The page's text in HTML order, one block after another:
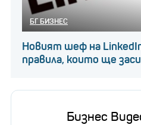
БГ БИЗНЕС
Новият шеф на
правила, които ще
Бизнес